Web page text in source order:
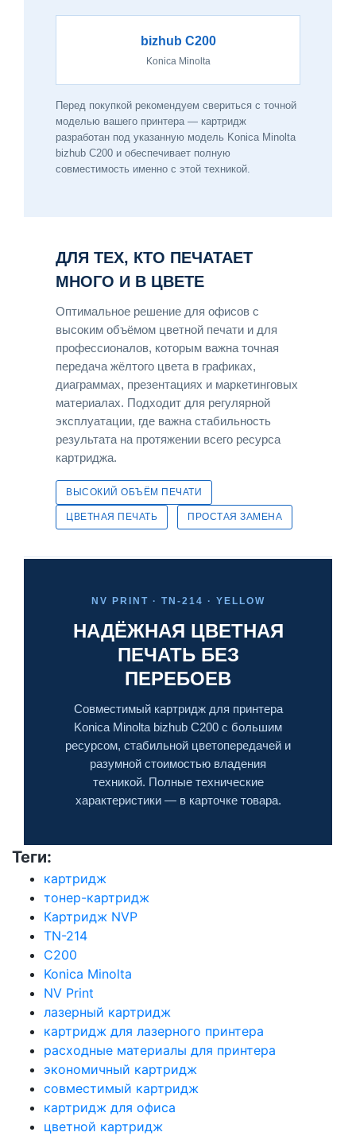
bizhub C200
Konica Minolta
Перед покупкой рекомендуем свериться с точной
моделью вашего принтера — картридж
разработан под указанную модель Konica Minolta
bizhub C200 и обеспечивает полную
совместимость именно с этой техникой.
ДЛЯ ТЕХ, КТО ПЕЧАТАЕТ
МНОГО И В ЦВЕТЕ
Оптимальное решение для офисов с
высоким объёмом цветной печати и для
профессионалов, которым важна точная
передача жёлтого цвета в графиках,
диаграммах, презентациях и маркетинговых
материалах. Подходит для регулярной
эксплуатации, где важна стабильность
результата на протяжении всего ресурса
картриджа.
ВЫСОКИЙ ОБЪЁМ ПЕЧАТИ
ЦВЕТНАЯ ПЕЧАТЬ ПРОСТАЯ ЗАМЕНА
NV PRINT · TN-214 · YELLOW
НАДЁЖНАЯ ЦВЕТНАЯ
ПЕЧАТЬ БЕЗ
ПЕРЕБОЕВ
Совместимый картридж для принтера
Konica Minolta bizhub C200 с большим
ресурсом, стабильной цветопередачей и
разумной стоимостью владения
техникой. Полные технические
характеристики — в карточке товара.
Теги:
картридж
тонер-картридж
Картридж NVP
TN-214
C200
Konica Minolta
NV Print
лазерный картридж
картридж для лазерного принтера
расходные материалы для принтера
экономичный картридж
совместимый картридж
картридж для офиса
цветной картридж